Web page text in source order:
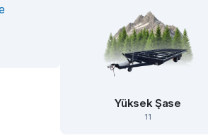
Yüksek Şase
11